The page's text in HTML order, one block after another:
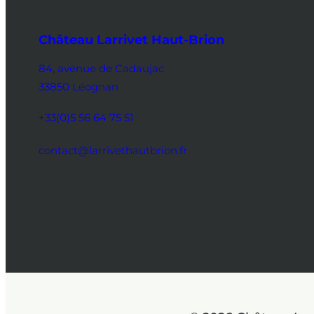
Château Larrivet Haut-Brion
84, avenue de Cadaujac
33850 Léognan
+33(0)5 56 64 75 51
contact@larrivethautbrion.fr